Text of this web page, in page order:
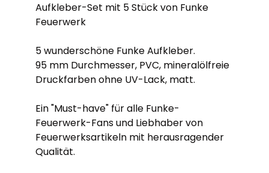
Aufkleber-Set mit 5 Stück von Funke
Feuerwerk
5 wunderschöne Funke Aufkleber.
95 mm Durchmesser, PVC, mineralölfreie
Druckfarben ohne UV-Lack, matt.
Ein "Must-have" für alle Funke-
Feuerwerk-Fans und Liebhaber von
Feuerwerksartikeln mit herausragender
Qualität.